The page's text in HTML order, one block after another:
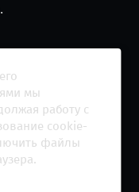
(18+)
| Сетевое
мы
работу с
cookie-
файлы